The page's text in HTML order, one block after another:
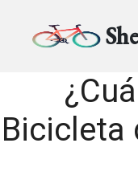
Bicicleta